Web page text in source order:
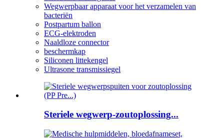
Wegwerpbaar apparaat voor het verzamelen van
bacteriën
Postpartum ballon
ECG-elektroden
Naaldloze connector
beschermkap
Siliconen littekengel
Ultrasone transmissiegel
Steriele wegwerp-zoutoplossing...